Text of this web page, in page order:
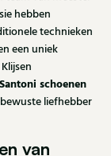
hebben
technieken
een uniek
schoenen
liefhebber
van